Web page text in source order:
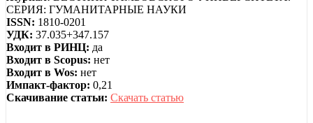
СЕРИЯ: ГУМАНИТАРНЫЕ НАУКИ
ISSN: 1810-0201
УДК: 37.035+347.157
Входит в РИНЦ: да
Входит в Scopus: нет
Входит в Wos: нет
Импакт-фактор: 0,21
Скачивание статьи: Скачать статью